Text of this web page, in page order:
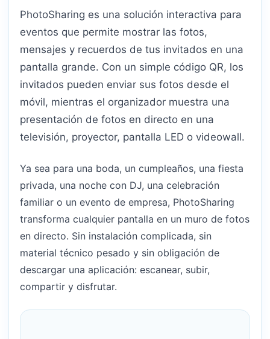
PhotoSharing es una solución interactiva para
eventos que permite mostrar las fotos,
mensajes y recuerdos de tus invitados en una
pantalla grande. Con un simple código QR, los
invitados pueden enviar sus fotos desde el
móvil, mientras el organizador muestra una
presentación de fotos en directo en una
televisión, proyector, pantalla LED o videowall.
Ya sea para una boda, un cumpleaños, una fiesta
privada, una noche con DJ, una celebración
familiar o un evento de empresa, PhotoSharing
transforma cualquier pantalla en un muro de fotos
en directo. Sin instalación complicada, sin
material técnico pesado y sin obligación de
descargar una aplicación: escanear, subir,
compartir y disfrutar.